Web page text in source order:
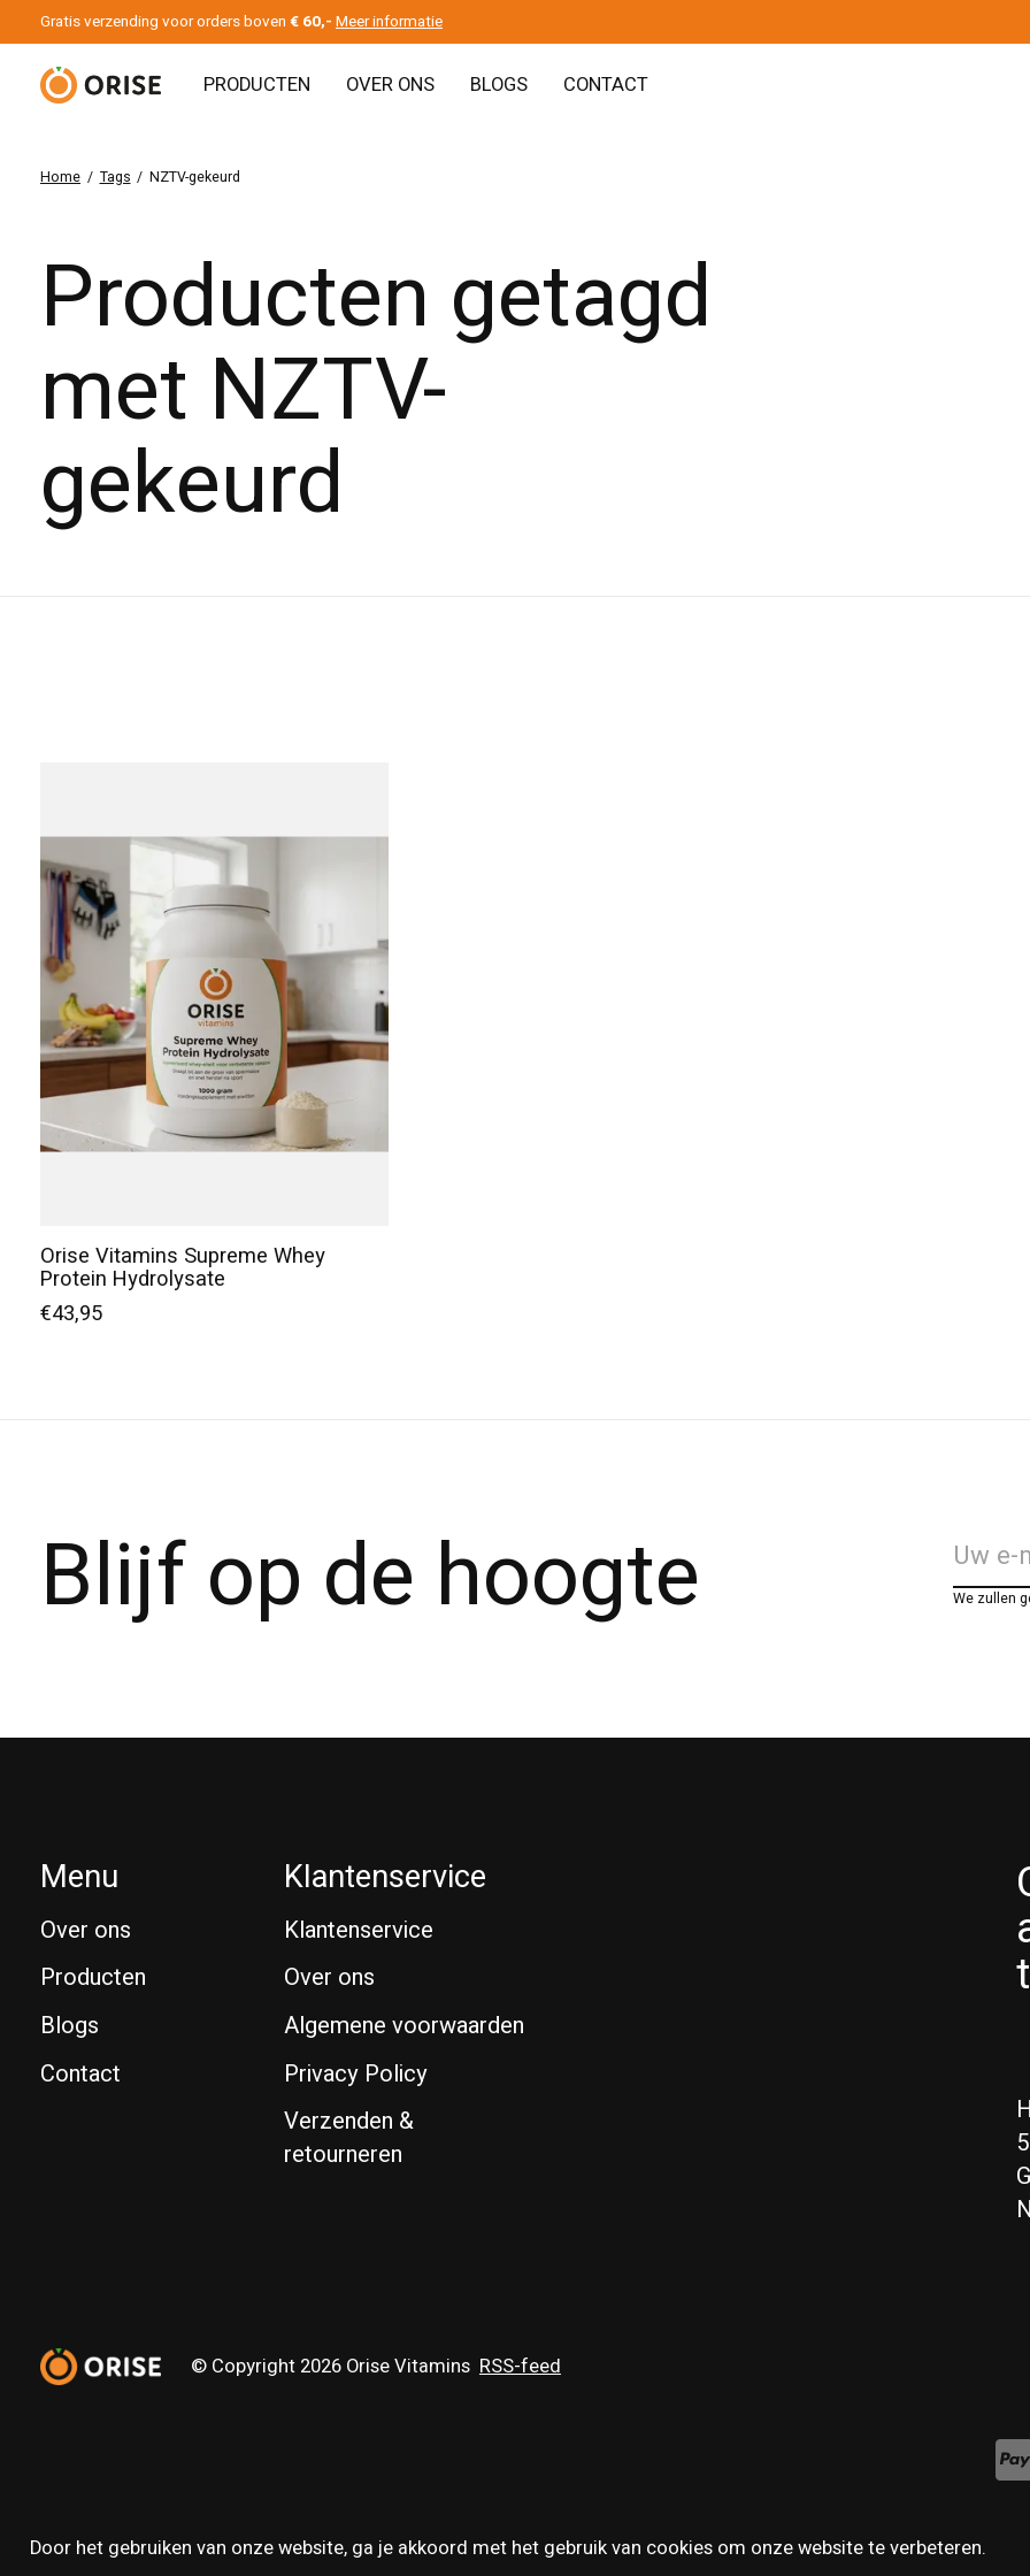
Gratis verzending voor orders boven € 60,- Meer informatie
PRODUCTEN OVER ONS BLOGS CONTACT
Home / Tags / NZTV-gekeurd
Producten getagd
met NZTV-
gekeurd
Orise Vitamins Supreme Whey
Protein Hydrolysate
€43,95
Blijf op de hoogte We zullen
Menu
Over ons
Producten
Blogs
Contact
Klantenservice
Klantenservice
Over ons
Algemene voorwaarden
Privacy Policy
Verzenden &
retourneren
© Copyright 2026 Orise Vitamins RSS-feed
Door het gebruiken van onze website, ga je akkoord met het gebruik van cookies om onze website te verbeteren.